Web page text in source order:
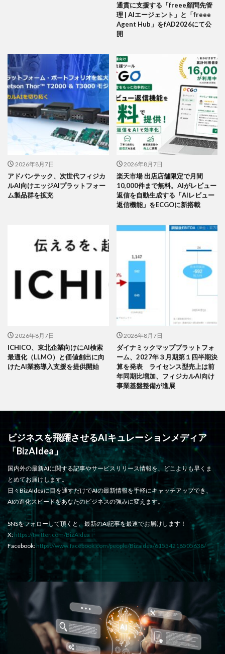
通貫に支援する「freee顧問先管
理 | AIエージェント」と「freee
Agent Hub」をfAD2026にて公
開
2026年8月7日
アドバンテック、次世代フィジカ
ルAI向けエッジAIプラットフォー
ム製品群を拡充
2026年8月7日
楽天市場 出店店舗限定で月間
10,000件まで無料。AIがレビュー
返信を自動生成する「AIレビュー
返信機能」をECGOに新搭載
2026年8月7日
ICHICO、東北企業向けにAI検索
最適化（LLMO）と価値創出に向
けたAI業務導入支援を提供開始
2026年8月7日
ダイナミックマッププラットフォ
ーム、2027年３月期第１四半期決
算を発表 ライセンス型売上は前
年同期比増加、フィジカルAI向け
事業基盤整備が進展
ビジネスを飛躍させるAIキュレーションメディア
「BizAIdea」
国内外の最新AIに関する記事やサービスリリース情報を、どこよりも早くま
とめてお届けします。
日々BizAIdeaに目を通すだけでAIの最新情報を手軽にキャッチアップでき、
AIの進化スピードをあなたのビジネスの強みに変えます。
SNSをフォローして頂くと、最新のAI記事を最速でお届けします！
X: https://twitter.com/BizAIdea
Facebook: https://www.facebook.com/people/Bizaidea/61554218505638/